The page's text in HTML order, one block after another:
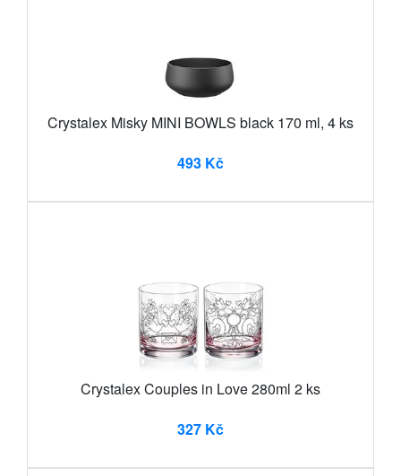
Crystalex Misky MINI BOWLS black 170 ml, 4 ks
493 Kč
Crystalex Couples in Love 280ml 2 ks
327 Kč